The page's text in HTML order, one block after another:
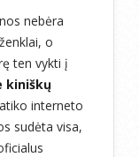
nebėra
o
ten vykti į
kiniškų
interneto
sudėta visa,